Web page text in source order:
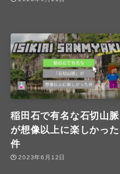
稲田石で有名な石切山脈
が想像以上に楽しかった
件
2023年6月12日